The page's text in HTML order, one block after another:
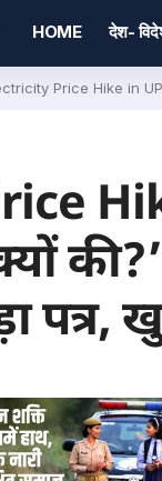
HOME देश-
Price Hike in UP